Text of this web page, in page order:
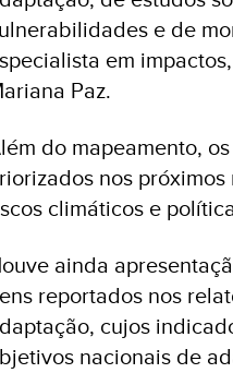
e de
em
Paz.
do mapeamento,
nos
climáticos e
ainda
reportados nos
cujos
nacionais de